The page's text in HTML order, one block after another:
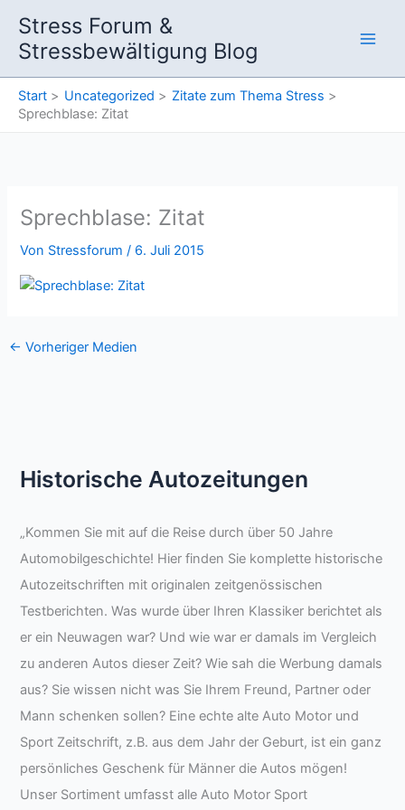
Inhalt
springen
Stress Forum &
Stressbewältigung Blog
Start Uncategorized
Zitate zum Thema Stress
Sprechblase: Zitat
Sprechblase: Zitat
Von Stressforum/ 6. Juli 2015
← Vorheriger Medien
Historische Autozeitungen
„Kommen Sie mit auf die Reise durch über 50 Jahre
Automobilgeschichte! Hier finden Sie komplette historische
Autozeitschriften mit originalen zeitgenössischen
Testberichten. Was wurde über Ihren Klassiker berichtet als
er ein Neuwagen war? Und wie war er damals im Vergleich
zu anderen Autos dieser Zeit? Wie sah die Werbung damals
aus? Sie wissen nicht was Sie Ihrem Freund, Partner oder
Mann schenken sollen? Eine echte alte Auto Motor und
Sport Zeitschrift, z.B. aus dem Jahr der Geburt, ist ein ganz
persönliches Geschenk für Männer die Autos mögen!
Unser Sortiment umfasst alle Auto Motor Sport